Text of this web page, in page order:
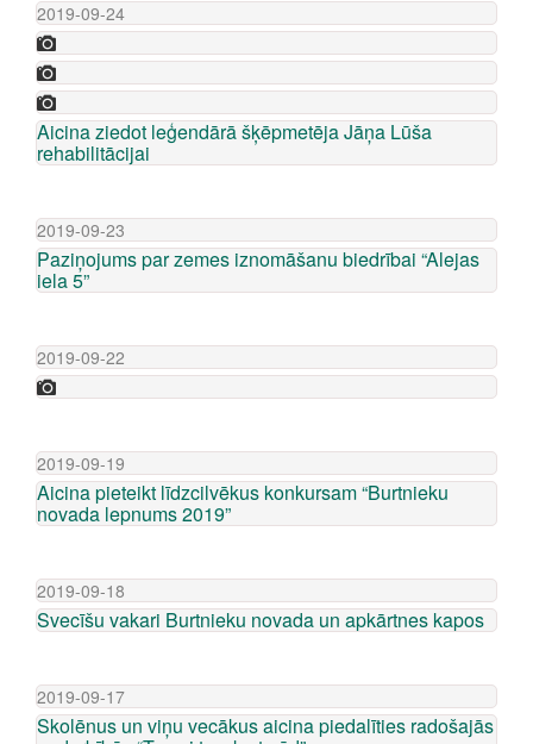
2019-09-24
Aicina ziedot leģendārā šķēpmetēja Jāņa Lūša
rehabilitācijai
2019-09-23
Paziņojums par zemes iznomāšanu biedrībai “Alejas
iela 5”
2019-09-22
2019-09-19
Aicina pieteikt līdzcilvēkus konkursam “Burtnieku
novada lepnums 2019”
2019-09-18
Svecīšu vakari Burtnieku novada un apkārtnes kapos
2019-09-17
Skolēnus un viņu vecākus aicina piedalīties radošajās